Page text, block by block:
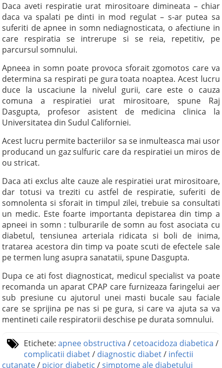
Daca aveti respiratie urat mirositoare dimineata – chiar
daca va spalati pe dinti in mod regulat – s-ar putea sa
suferiti de apnee in somn nediagnosticata, o afectiune in
care respiratia se intrerupe si se reia, repetitiv, pe
parcursul somnului.
Apneea in somn poate provoca sforait zgomotos care va
determina sa respirati pe gura toata noaptea. Acest lucru
duce la uscaciune la nivelul gurii, care este o cauza
comuna a respiratiei urat mirositoare, spune Raj
Dasgupta, profesor asistent de medicina clinica la
Universitatea din Sudul Californiei.
Acest lucru permite bacteriilor sa se inmulteasca mai usor
producand un gaz sulfuric care da respiratiei un miros de
ou stricat.
Daca ati exclus alte cauze ale respiratiei urat mirositoare,
dar totusi va treziti cu astfel de respiratie, suferiti de
somnolenta si sforait in timpul zilei, trebuie sa consultati
un medic. Este foarte importanta depistarea din timp a
apneei in somn : tulburarile de somn au fost asociata cu
diabetul, tensiunea arteriala ridicata si boli de inima,
tratarea acestora din timp va poate scuti de efectele sale
pe termen lung asupra sanatatii, spune Dasgupta.
Dupa ce ati fost diagnosticat, medicul specialist va poate
recomanda un aparat CPAP care furnizeaza faringelui aer
sub presiune cu ajutorul unei masti bucale sau faciale
care se sprijina pe nas si pe gura, si care va ajuta sa va
mentineti caile respiratorii deschise pe durata somnului.
Etichete:apnee obstructiva / cetoacidoza diabetica /
complicatii diabet/ diagnostic diabet/ infectii
cutanate/ picior diabetic /simptome ale diabetului